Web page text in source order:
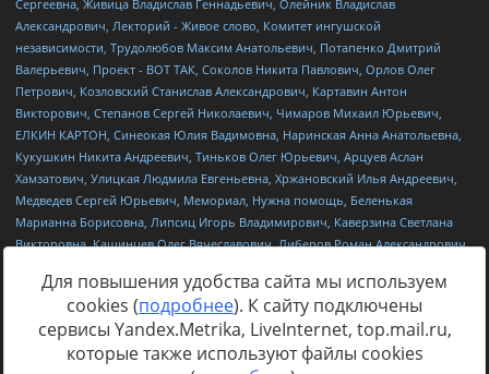
Источник:https://minjust.gov.ru/uploaded/files/reestr-
inostrannyih-agentov-22-03-2024.pdfданные на22.03.2024
Для повышения удобства сайта мы используем
cookies (подробнее). К сайту подключены
сервисы Yandex.Metrika, LiveInternet, top.mail.ru,
которые также используют файлы cookies